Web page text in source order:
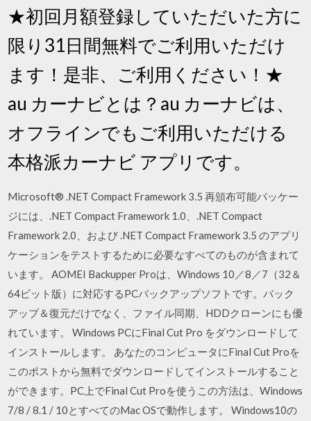
★初回月額登録していただいた方に
限り31日間無料でご利用いただけ
ます！是非、ご利用ください！★
au カーナビとは？au カーナビは、
オフラインでもご利用いただける
本格派カーナビ アプリです。
Microsoft® .NET Compact Framework 3.5 再頒布可能パッケー
ジには、.NET Compact Framework 1.0、.NET Compact
Framework 2.0、および .NET Compact Framework 3.5 のアプリ
ケーションをテストするために必要なすべてのものが含まれて
います。 AOMEI Backupper Proは、Windows 10／8／7（32＆
64ビット版）に対応するPCバックアップソフトです。バック
アップ＆復元だけでなく、ファイル同期、HDDクローンにも優
れています。 Windows PCにFinal Cut Pro をダウンロードして
インストールします。 あなたのコンピュータにFinal Cut Proを
このポストから無料でダウンロードしてインストールすること
ができます。PC上でFinal Cut Proを使うこの方法は、Windows
7/8 / 8.1 / 10とすべてのMac OSで動作します。 Windows10の